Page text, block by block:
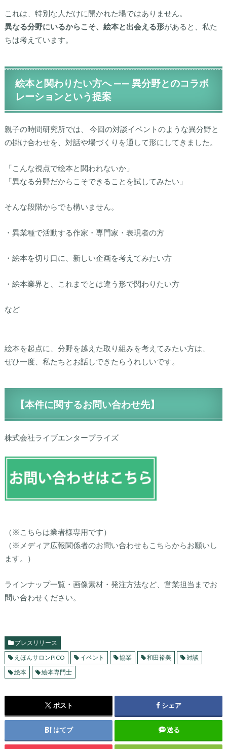
これは、特別な人だけに開かれた場ではありません。
異なる分野にいるからこそ、絵本と出会える形があると、私た
ちは考えています。
絵本と関わりたい方へ —— 異分野とのコラボ
レーションという提案
親子の時間研究所では、 今回の対談イベントのような異分野と
の掛け合わせを、対話や場づくりを通して形にしてきました。
「こんな視点で絵本と関われないか」
「異なる分野だからこそできることを試してみたい」
そんな段階からでも構いません。
・異業種で活動する作家・専門家・表現者の方
・絵本を切り口に、新しい企画を考えてみたい方
・絵本業界と、これまでとは違う形で関わりたい方
など
絵本を起点に、分野を越えた取り組みを考えてみたい方は、
ぜひ一度、私たちとお話しできたらうれしいです。
【本件に関するお問い合わせ先】
株式会社ライブエンタープライズ
（※こちらは業者様専用です）
（※メディア広報関係者のお問い合わせもこちらからお願いし
ます。）
ラインナップ一覧・画像素材・発注方法など、営業担当までお
問い合わせください。
プレスリリース
えほんサロンPICO
イベント 協業 和田裕美
対談
絵本
絵本専門士
ポスト シェア
はてブ 送る